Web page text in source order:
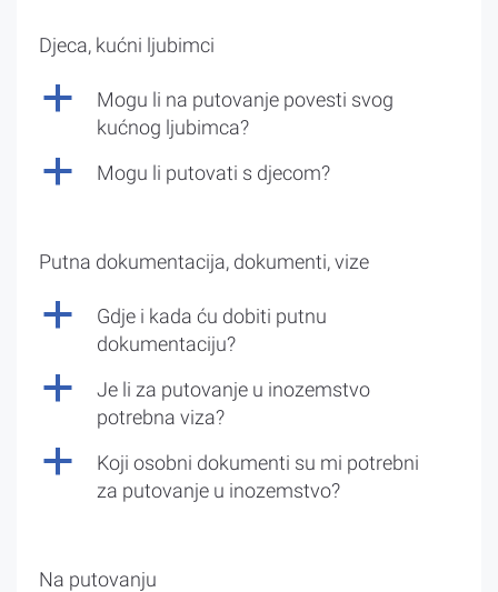
Djeca, kućni ljubimci
a
Mogu li na putovanje povesti svog
kućnog ljubimca?
a Mogu li putovati s djecom?
Putna dokumentacija, dokumenti, vize
a
Gdje i kada ću dobiti putnu
dokumentaciju?
a
Je li za putovanje u inozemstvo
potrebna viza?
a
Koji osobni dokumenti su mi potrebni
za putovanje u inozemstvo?
Na putovanju